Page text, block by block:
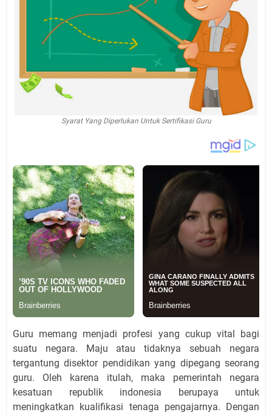
Syarat Yang Diperlukan Untuk Sertifikasi Guru
Guru memang menjadi profesi yang cukup vital bagi
suatu negara. Maju atau tidaknya sebuah negara
tergantung disektor pendidikan yang dipegang seorang
guru. Oleh karena itulah, maka pemerintah negara
kesatuan republik indonesia berupaya untuk
meningkatkan kualifikasi tenaga pengajarnya. Dengan